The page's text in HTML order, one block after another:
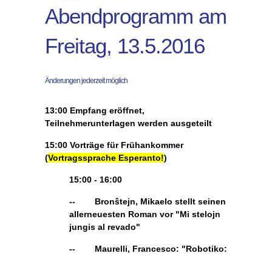
Abendprogramm am
Freitag, 13.5.2016
Änderungen jederzeit möglich
13:00 Empfang eröffnet,
Teilnehmerunterlagen werden ausgeteilt
15:00 Vorträge für Frühankommer
(Vortragssprache Esperanto!)
15:00 - 16:00
-- Bronŝtejn, Mikaelo stellt seinen
allerneuesten Roman vor"Mi stelojn
jungis al revado"
-- Maurelli, Francesco: "Robotiko: